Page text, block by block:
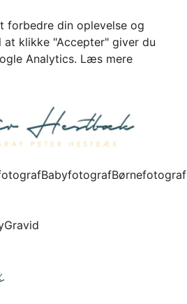
forbedre din oplevelse og
at klikke "Accepter" giver du
Analytics. Læs mere
BabyfotografBørnefotograf
Gravid